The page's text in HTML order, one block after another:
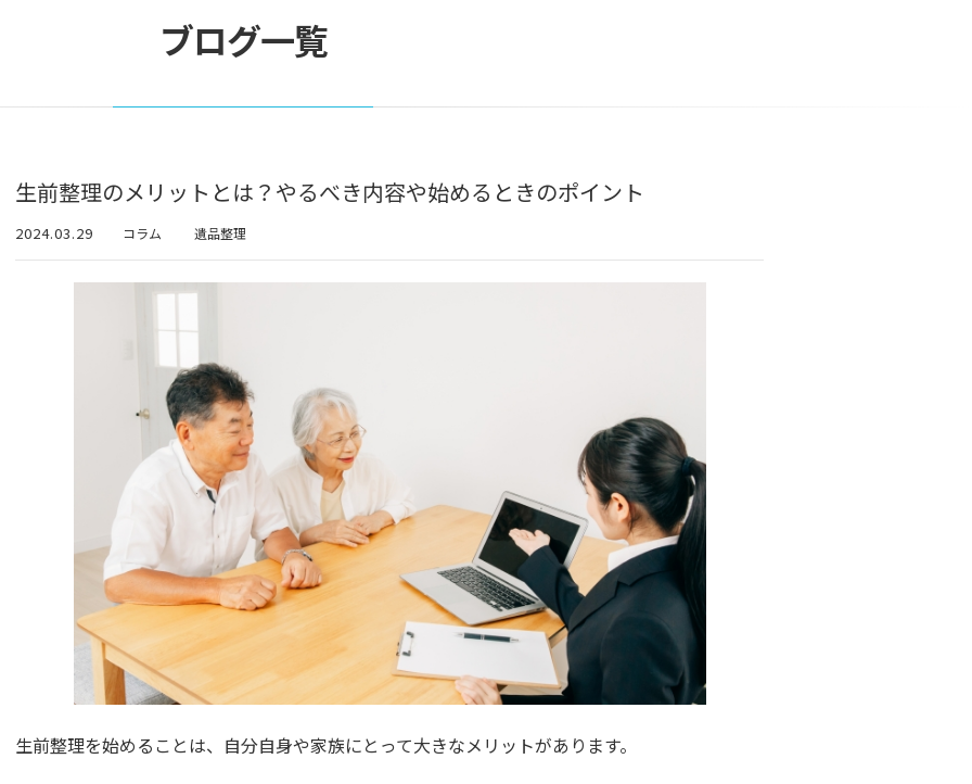
ブログ一覧
生前整理のメリットとは？やるべき内容や始めるときのポイント
2024.03.29 コラム 遺品整理
生前整理を始めることは、自分自身や家族にとって大きなメリットがあります。